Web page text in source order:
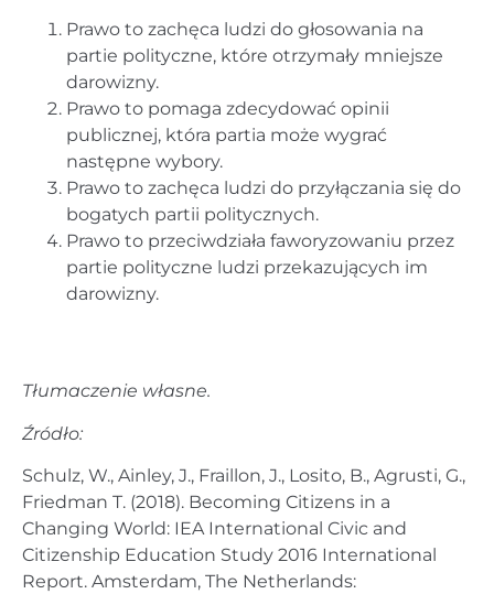
Prawo to zachęca ludzi do głosowania na
partie polityczne, które otrzymały mniejsze
darowizny.
Prawo to pomaga zdecydować opinii
publicznej, która partia może wygrać
następne wybory.
Prawo to zachęca ludzi do przyłączania się do
bogatych partii politycznych.
Prawo to przeciwdziała faworyzowaniu przez
partie polityczne ludzi przekazujących im
darowizny.
Tłumaczenie własne.
Źródło:
Schulz, W., Ainley, J., Fraillon, J., Losito, B., Agrusti, G.,
Friedman T. (2018). Becoming Citizens in a
Changing World: IEA International Civic and
Citizenship Education Study 2016 International
Report. Amsterdam, The Netherlands: